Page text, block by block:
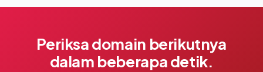
Periksa domain berikutnya
dalam beberapa detik.